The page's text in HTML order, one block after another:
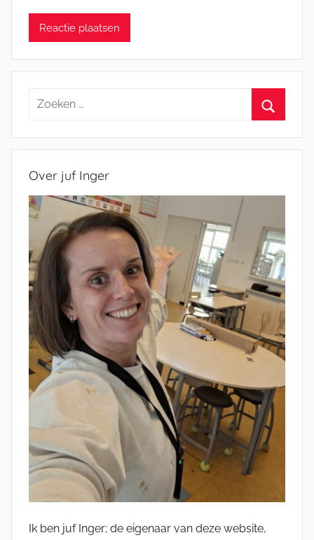
Zoeken
Over juf Inger
Ik ben juf Inger; de eigenaar van deze website,